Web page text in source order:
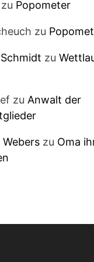
zu Popometer
zu
zu
zu Anwalt der
zu Oma